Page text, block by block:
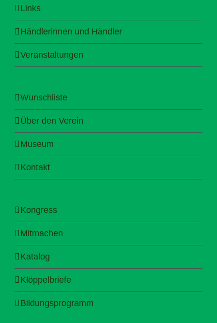
Links
Händlerinnen und Händler
Veranstaltungen
Wunschliste
Über den Verein
Museum
Kontakt
Kongress
Mitmachen
Katalog
Klöppelbriefe
Bildungsprogramm